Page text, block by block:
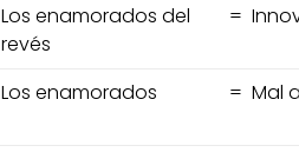
Los enamorados del
revés
=
Los enamorados = Mal